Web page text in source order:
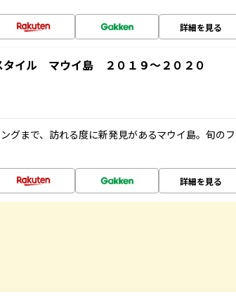
詳細を見る
イル マウイ島 ２０１９～２０２０
グまで、訪れる度に新発見があるマウイ島。旬のフ
詳細を見る